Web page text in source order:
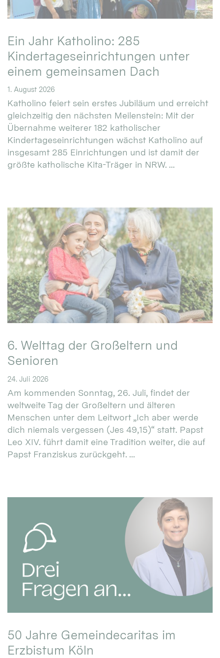
Ein Jahr Katholino: 285
Kindertageseinrichtungen unter
einem gemeinsamen Dach
1. August 2026
Katholino feiert sein erstes Jubiläum und erreicht
gleichzeitig den nächsten Meilenstein: Mit der
Übernahme weiterer 182 katholischer
Kindertageseinrichtungen wächst Katholino auf
insgesamt 285 Einrichtungen und ist damit der
größte katholische Kita-Träger in NRW. ...
6. Welttag der Großeltern und
Senioren
24. Juli 2026
Am kommenden Sonntag, 26. Juli, findet der
weltweite Tag der Großeltern und älteren
Menschen unter dem Leitwort „Ich aber werde
dich niemals vergessen (Jes 49,15)“ statt. Papst
Leo XIV. führt damit eine Tradition weiter, die auf
Papst Franziskus zurückgeht. ...
50 Jahre Gemeindecaritas im
Erzbistum Köln